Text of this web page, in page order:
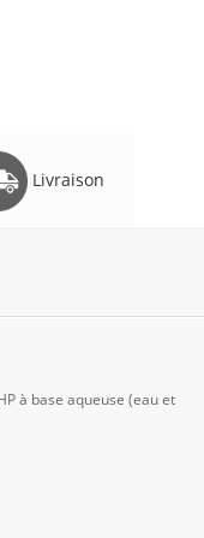
Livraison
à base aqueuse (eau et